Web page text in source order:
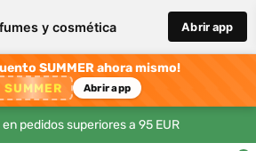
y cosmética Abrir app
SUMMER ahora mismo!
SUMMER Abrir app
pedidos superiores a 95 EUR